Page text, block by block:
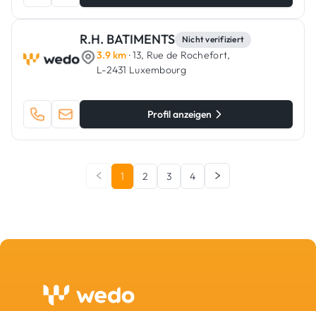
R.H. BATIMENTS Nicht verifiziert
3.9 km · 13, Rue de Rochefort,
L-2431 Luxembourg
Profil anzeigen
1 2 3 4